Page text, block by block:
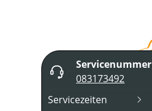
Servicenummer
083173492
Servicezeiten